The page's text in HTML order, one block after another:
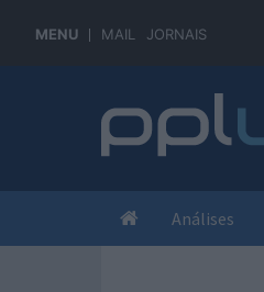
MENU MAIL JORNAIS
Análises